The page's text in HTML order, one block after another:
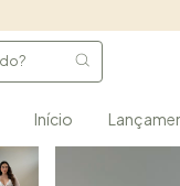
Início